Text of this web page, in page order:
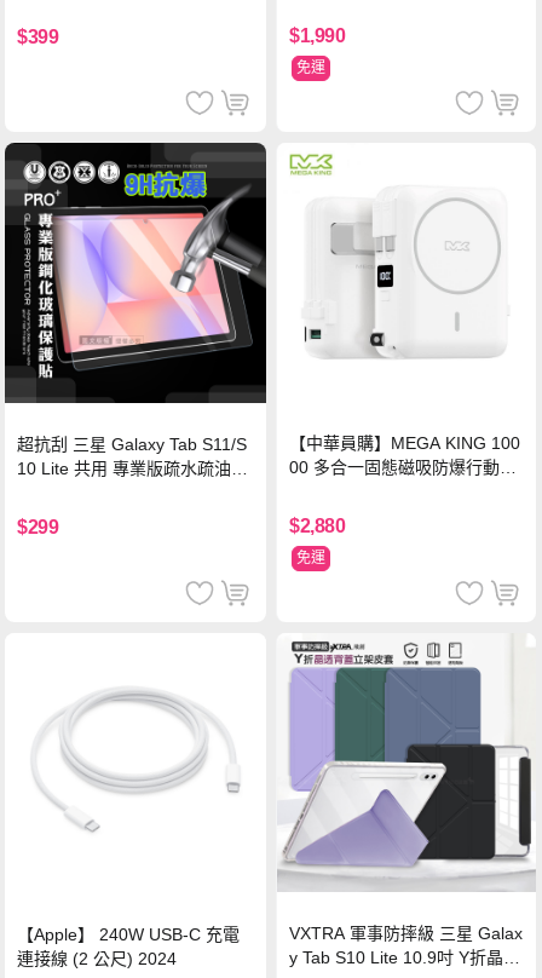
$399 $1,990
免運
超抗刮 三星 Galaxy Tab S11/S
10 Lite 共用 專業版疏水疏油9H
$299
【中華員購】MEGA KING 100
00 多合一固態磁吸防爆行動電
$2,880
免運
【Apple】 240W USB-C 充電
連接線 (2 公尺) 2024
VXTRA 軍事防摔級 三星 Galax
y Tab S10 Lite 10.9吋 Y折晶透